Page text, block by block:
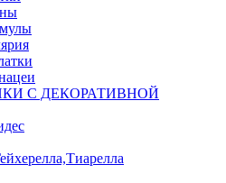
С ДЕКОРАТИВНОЙ